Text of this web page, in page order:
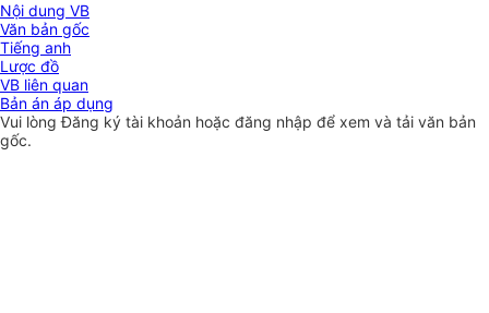
Nội dung VB
Văn bản gốc
Tiếng anh
Lược đồ
VB liên quan
Bản án áp dụng
Vui lòngĐăng ký tài khoản hoặc đăng nhập để xem và tải văn bản
gốc.